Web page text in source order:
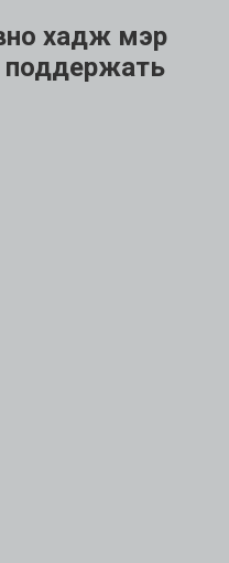
хадж мэр
поддержать